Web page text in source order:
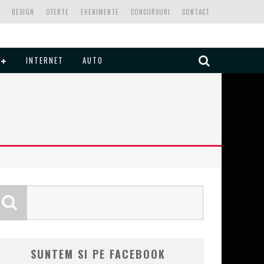
CONTACT
CONCURSURI
EVENIMENTE
OFERTE
DESIGN
INTERNET AUTO
SUNTEM SI PE FACEBOOK